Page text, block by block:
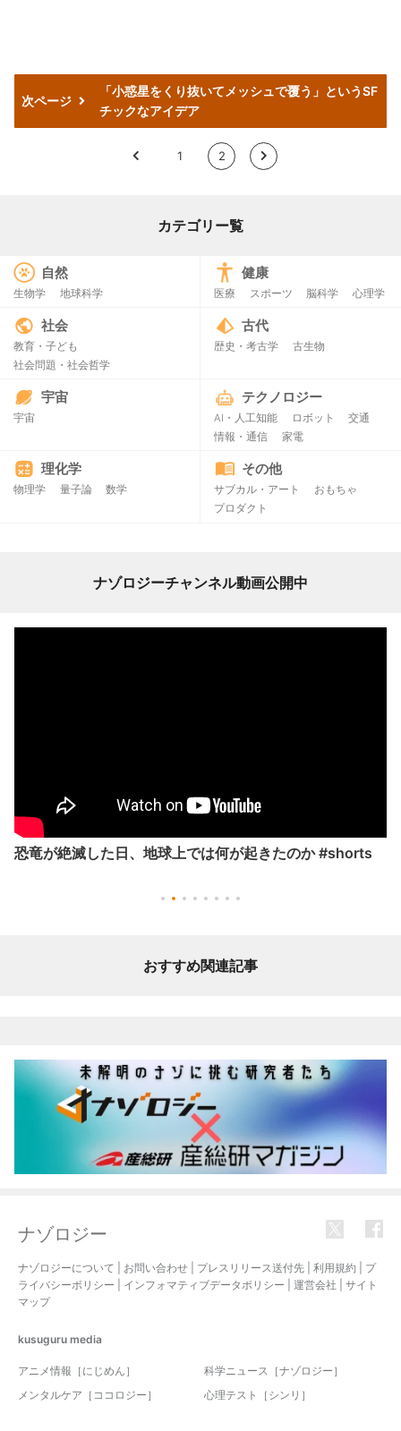
次ページ
「小惑星をくり抜いてメッシュで覆う」というSF
チックなアイデア
< 1 2 >
カテゴリー覧
自然
生物学 地球科学
健康
医療 スポーツ 脳科学 心理学
社会
教育・子ども
社会問題・社会哲学
古代
歴史・考古学 古生物
宇宙
宇宙
テクノロジー
AI・人工知能 ロボット
交通
情報・通信
家電
理化学
物理学 量子論 数学
その他
サブカル・アート
おもちゃ
プロダクト
ナゾロジーチャンネル動画公開中
恐竜が絶滅した日、地球上では何が起きたのか #shorts
おすすめ関連記事
ナゾロジー
ナゾロジーについて お問い合わせ プレスリリース送付先 利用規約
プ
ライバシーポリシー
インフォマティブデータポリシー 運営会社
サイト
マップ
kusuguru media
アニメ情報［にじめん］
科学ニュース［ナゾロジー］
メンタルケア［ココロジー］
心理テスト［シンリ］